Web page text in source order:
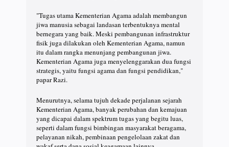
"Tugas utama Kementerian Agama adalah membangun
jiwa manusia sebagai landasan terbentuknya mental
bernegara yang baik. Meski pembangunan infrastruktur
fisik juga dilakukan oleh Kementerian Agama, namun
itu dalam rangka menunjang pembangunan jiwa.
Kementerian Agama juga menyelenggarakan dua fungsi
strategis, yaitu fungsi agama dan fungsi pendidikan,"
papar Razi.
Menurutnya, selama tujuh dekade perjalanan sejarah
Kementerian Agama, banyak perubahan dan kemajuan
yang dicapai dalam spektrum tugas yang begitu luas,
seperti dalam fungsi bimbingan masyarakat beragama,
pelayanan nikah, pembinaan pengelolaan zakat dan